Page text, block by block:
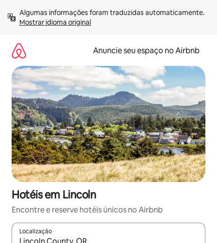
para
Mostrar idioma original
Anuncie seu espaço no Airbnb
Hotéis em Lincoln
Encontre e reserve hotéis únicos no Airbnb
Localização
Quando os resultados estiverem disponíveis, explore-os